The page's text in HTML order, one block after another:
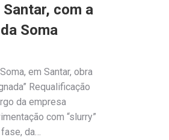
com a
Soma
em Santar, obra
Requalificação
da empresa
com “slurry”
da…